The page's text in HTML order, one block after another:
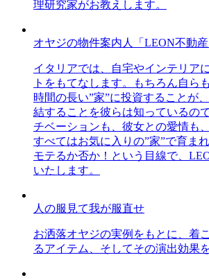
理研究家がお教えします。
オヤジの物件案内人「LEON不動産
イタリアでは、自宅やインテリア
トをもてなします。もちろん自ら
時間の長い”家”に投資することが
結することを彼らは知っているの
チベーションも、彼女との愛情も
すべてはお気に入りの”家”で育ま
モテるか否か！という目線で、
いたします。
人の服見て我が服直せ
お洒落オヤジの実例をもとに、着
るアイテム、そしてその演出効果